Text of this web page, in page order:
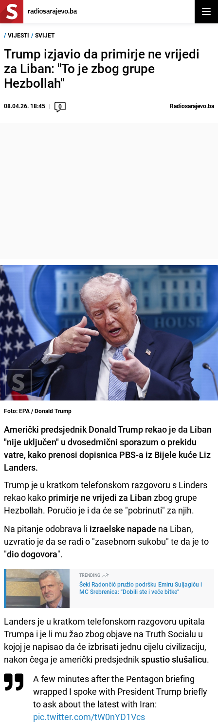
/ VIJESTI / SVIJET
Trump izjavio da primirje ne vrijedi
za Liban: "To je zbog grupe
Hezbollah"
08.04.26. 18:45 0 Radiosarajevo.ba
Foto: EPA / Donald Trump
Američki predsjednik Donald Trump rekao je da Liban
"nije uključen" u dvosedmični sporazum o prekidu
vatre, kako prenosi dopisnica PBS-a iz Bijele kuće Liz
Landers.
Trump je u kratkom telefonskom razgovoru s Linders
rekao kako primirje ne vrijedi za Liban zbog grupe
Hezbollah. Poručio je i da će se "pobrinuti" za njih.
Na pitanje odobrava li izraelske napade na Liban,
uzvratio je da se radi o "zasebnom sukobu" te da je to
"dio dogovora".
TRENDING
Šeki Radončić pružio podršku Emiru Suljagiću i
MC Srebrenica: "Dobili ste i veće bitke"
Landers je u kratkom telefonskom razgovoru upitala
Trumpa i je li mu žao zbog objave na Truth Socialu u
kojoj je napisao da će izbrisati jednu cijelu civilizaciju,
nakon čega je američki predsjednikspustio slušalicu.
A few minutes after the Pentagon briefing
wrapped I spoke with President Trump briefly
to ask about the latest with Iran:
pic.twitter.com/tW0nYD1Vcs